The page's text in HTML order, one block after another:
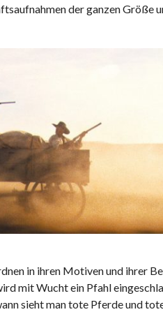
der ganzen Größe
in ihren Motiven und ihrer
mit Wucht ein Pfahl
sieht man tote Pferde und